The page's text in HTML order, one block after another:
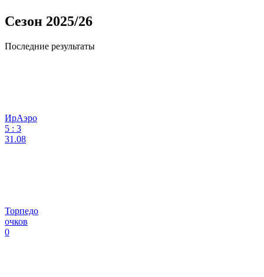
Сезон 2025/26
Последние результаты
ИрАэро
5 : 3
31.08
Торпедо
очков
0